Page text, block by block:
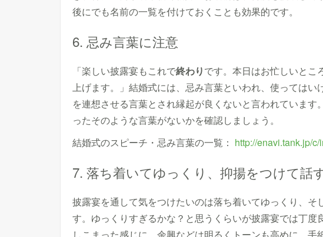
後にでも名前の一覧を付けておくことも効果的です。
6. 忌み言葉に注意
「楽しい披露宴もこれで終わりです。本日はお忙しいとこ
上げます。」結婚式には、忌み言葉といわれ、使っては
を連想させる言葉とされ縁起が良くないと言われていま
ったそのような言葉がないかを確認しましょう。
結婚式のスピーチ・忌み言葉の一覧： http://enavi.tank.jp/
7. 落ち着いてゆっくり、抑揚をつけて話
披露宴を通して気をつけたいのは落ち着いてゆっくり、
す。ゆっくりすぎるかな？と思うくらいが披露宴では丁
しこまった感じに、余興などは明るくトーンも高めに、手